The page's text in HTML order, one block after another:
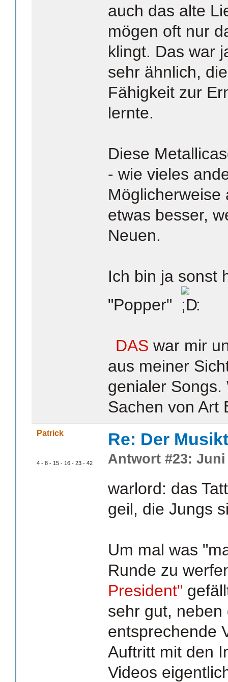
auch das alte
mögen oft nur
klingt. Das war
sehr ähnlich,
Fähigkeit zur
lernte.
Diese
- wie vieles
Möglicherweise
etwas besser,
Neuen.
Ich bin ja sonst
"Popper"
:
DAS war mir
aus meiner
genialer
Sachen von Art
Patrick
4 - 8 - 15 - 16 - 23 - 42
Re: Der
Antwort #23: Juni
warlord: das
geil, die Jungs
Um mal was
Runde zu
President"
sehr gut, neben
entsprechende
Auftritt mit den
Videos